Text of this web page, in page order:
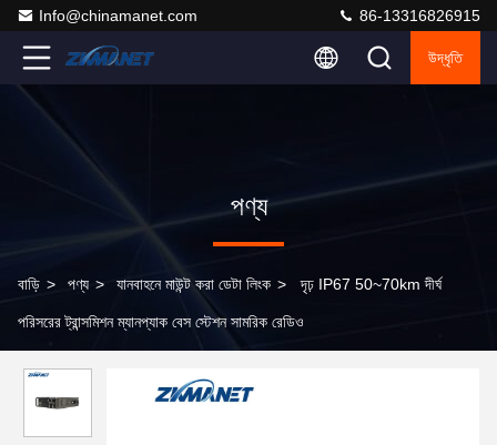
Info@chinamanet.com 86-13316826915
উদ্ধৃতি
পণ্য
বাড়ি > পণ্য > যানবাহনে মাউন্ট করা ডেটা লিংক > দৃঢ় IP67 50~70km দীর্ঘ
পরিসরের ট্রান্সমিশন ম্যানপ্যাক বেস স্টেশন সামরিক রেডিও